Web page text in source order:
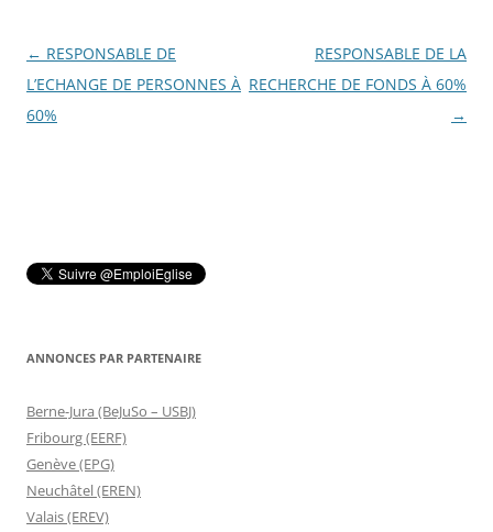
Navigation
des
articles
← RESPONSABLE DE
L’ECHANGE DE PERSONNES À
60%
RESPONSABLE DE LA
RECHERCHE DE FONDS À 60%
→
ANNONCES PAR PARTENAIRE
Berne-Jura (BeJuSo – USBJ)
Fribourg (EERF)
Genève (EPG)
Neuchâtel (EREN)
Valais (EREV)